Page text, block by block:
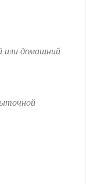
или домашний